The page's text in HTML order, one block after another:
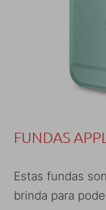
FUNDAS
Estas fundas
brinda para